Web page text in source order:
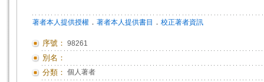
著者本人提供授權 ． 著者本人提供書目 ． 校正著者資訊
序號： 98261
別名：
分類： 個人著者